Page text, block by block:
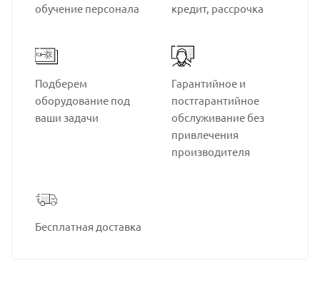
обучение персонала
кредит, рассрочка
Подберем
оборудование под
ваши задачи
Гарантийное и
постгарантийное
обслуживание без
привлечения
производителя
Бесплатная доставка